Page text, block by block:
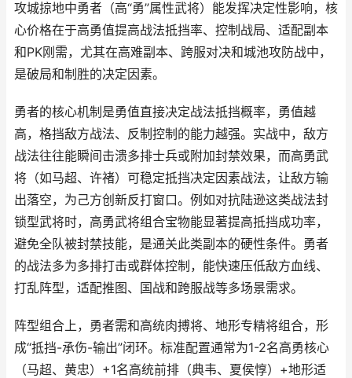
攻城掠地中勇者（高“勇”属性武将）能发挥决定性影响，核
心价格在于高勇值提高战法抵挡率、控制战局、适配副本
和PK刚需，尤其在高难副本、跨服对决和城池攻防战中，
是破局和制胜的决定因素。
勇者的核心机制是勇值直接决定战法抵挡概率，勇值越
高，格挡敌方战法、反制控制的能力越强。实战中，敌方
战法往往能瞬间击溃多排士兵或附加封禁效果，而高勇武
将（如马超、许褚）可稳定抵挡决定因素战法，让敌方输
出落空，为己方创新反打窗口。例如对抗陆逊这类战法封
锁型武将时，高勇武将组合宝物能显著提高抵挡成功率，
避免全队被封禁技能，是通关此类副本的硬性条件。勇者
的战法多为多排打击或群体控制，能快速压低敌方血线、
打乱阵型，适配推图、国战和跨服战等多场景需求。
阵型组合上，勇者需和高统肉搏将、地形专精将组合，形
成“抵挡-承伤-输出”闭环。标准配置通常为1-2名高勇核心
（马超、黄忠）+1名高统前排（典韦、夏侯惇）+地形适